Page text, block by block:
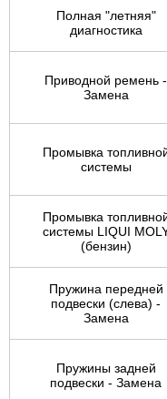
Полная "летняя"
диагностика
Приводной ремень -
Замена
Промывка
системы
Промывка
системы LIQUI
(бензин)
Пружина передней
подвески (слева) -
Замена
Пружины задней
подвески - Замена